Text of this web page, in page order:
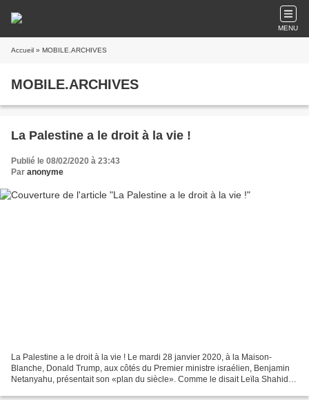
MENU
Accueil » MOBILE.ARCHIVES
MOBILE.ARCHIVES
La Palestine a le droit à la vie !
Publié le 08/02/2020 à 23:43
Par anonyme
La Palestine a le droit à la vie ! Le mardi 28 janvier 2020, à la Maison-
Blanche, Donald Trump, aux côtés du Premier ministre israélien, Benjamin
Netanyahu, présentait son «plan du siècle». Comme le disait Leïla Shahid